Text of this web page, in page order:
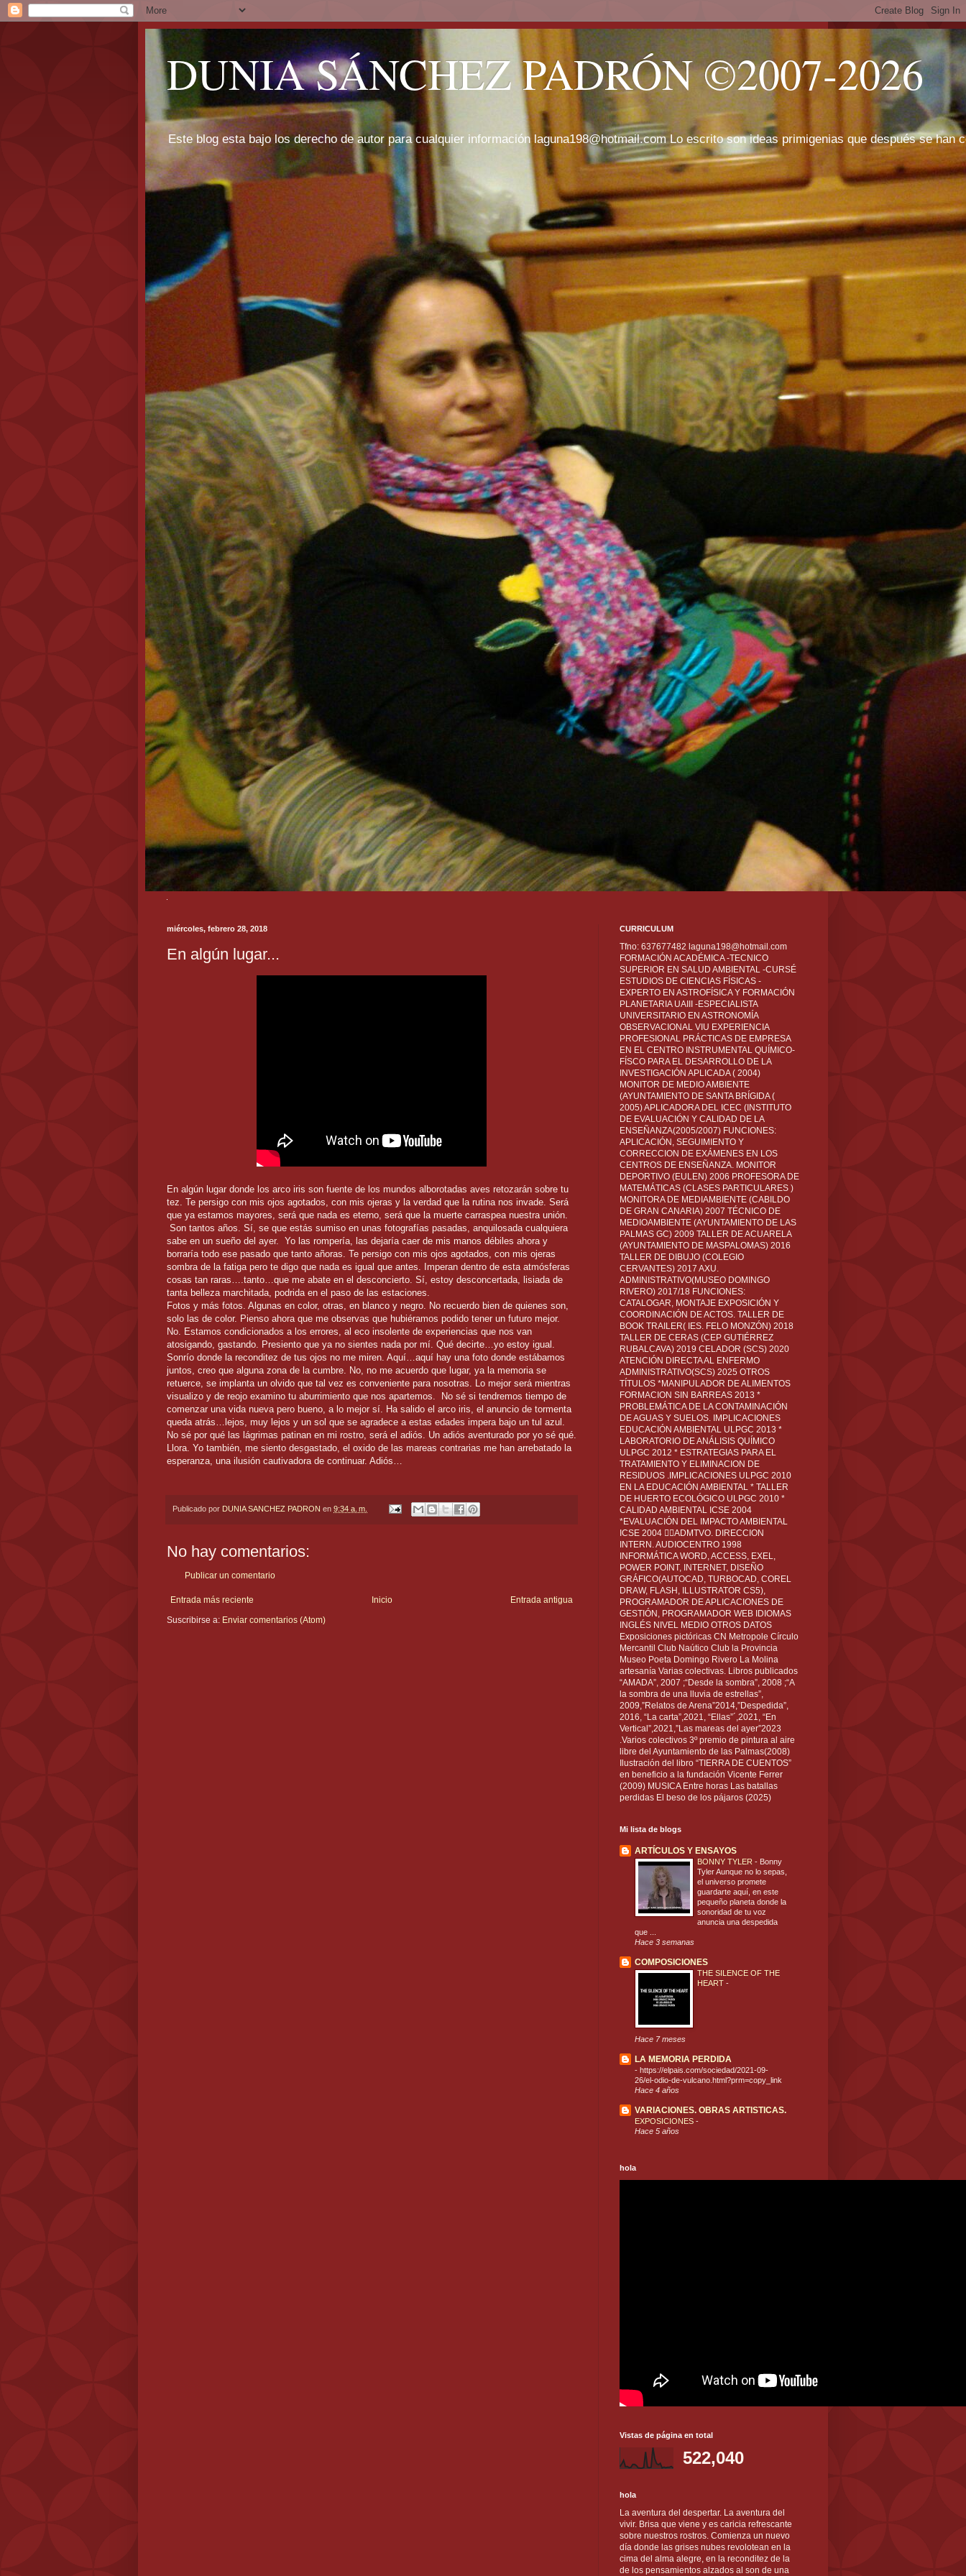
DUNIA SÁNCHEZ PADRÓN ©2007-2026
Este blog esta bajo los derecho de autor para cualquier información laguna198@hotmail.com Lo escrito son ideas primigenias que después se han
miércoles, febrero 28, 2018
En algún lugar...
En algún lugar donde los arco iris son fuente de los mundos alborotadas aves retozarán sobre tu
tez. Te persigo con mis ojos agotados, con mis ojeras y la verdad que la rutina nos invade. Será
que ya estamos mayores, será que nada es eterno, será que la muerte carraspea nuestra unión.
Son tantos años. Sí, se que estás sumiso en unas fotografías pasadas, anquilosada cualquiera
sabe en un sueño del ayer.
Yo las rompería, las dejaría caer de mis manos débiles ahora y
borraría todo ese pasado que tanto añoras. Te persigo con mis ojos agotados, con mis ojeras
sombra de la fatiga pero te digo que nada es igual que antes. Imperan dentro de esta atmósferas
cosas tan raras….tanto…que me abate en el desconcierto. Sí, estoy desconcertada, lisiada de
tanta belleza marchitada, podrida en el paso de las estaciones.
Fotos y más fotos. Algunas en color, otras, en blanco y negro. No recuerdo bien de quienes son,
solo las de color. Pienso ahora que me observas que hubiéramos podido tener un futuro mejor.
No. Estamos condicionados a los errores, al eco insolente de experiencias que nos van
atosigando, gastando. Presiento que ya no sientes nada por mí. Qué decirte…yo estoy igual.
Sonrío donde la reconditez de tus ojos no me miren. Aquí…aquí hay una foto donde estábamos
juntos, creo que alguna zona de la cumbre. No, no me acuerdo que lugar, ya la memoria se
retuerce, se implanta un olvido que tal vez es conveniente para nosotras. Lo mejor será mientras
visualizo y de reojo examino tu aburrimiento que nos apartemos.
No sé si tendremos tiempo de
comenzar una vida nueva pero bueno, a lo mejor sí. Ha salido el arco iris, el anuncio de tormenta
queda atrás…lejos, muy lejos y un sol que se agradece a estas edades impera bajo un tul azul.
No sé por qué las lágrimas patinan en mi rostro, será el adiós. Un adiós aventurado por yo sé qué.
Llora. Yo también, me siento desgastado, el oxido de las mareas contrarias me han arrebatado la
esperanza, una ilusión cautivadora de continuar. Adiós…
Publicado por DUNIA SANCHEZ PADRON en 9:34 a. m.
No hay comentarios:
Publicar un comentario
Entrada más reciente Entrada antigua
Inicio
Suscribirse a: Enviar comentarios (Atom)
CURRICULUM
Tfno: 637677482 laguna198@hotmail.com
FORMACIÓN ACADÉMICA -TECNICO
SUPERIOR EN SALUD AMBIENTAL -CURSÉ
ESTUDIOS DE CIENCIAS FÍSICAS -
EXPERTO EN ASTROFÍSICA Y FORMACIÓN
PLANETARIA UAIII -ESPECIALISTA
UNIVERSITARIO EN ASTRONOMÍA
OBSERVACIONAL VIU EXPERIENCIA
PROFESIONAL PRÁCTICAS DE EMPRESA
EN EL CENTRO INSTRUMENTAL QUÍMICO-
FÍSCO PARA EL DESARROLLO DE LA
INVESTIGACIÓN APLICADA ( 2004)
MONITOR DE MEDIO AMBIENTE
(AYUNTAMIENTO DE SANTA BRÍGIDA (
2005) APLICADORA DEL ICEC (INSTITUTO
DE EVALUACIÓN Y CALIDAD DE LA
ENSEÑANZA(2005/2007) FUNCIONES:
APLICACIÓN, SEGUIMIENTO Y
CORRECCION DE EXÁMENES EN LOS
CENTROS DE ENSEÑANZA. MONITOR
DEPORTIVO (EULEN) 2006 PROFESORA DE
MATEMÁTICAS (CLASES PARTICULARES )
MONITORA DE MEDIAMBIENTE (CABILDO
DE GRAN CANARIA) 2007 TÉCNICO DE
MEDIOAMBIENTE (AYUNTAMIENTO DE LAS
PALMAS GC) 2009 TALLER DE ACUARELA
(AYUNTAMIENTO DE MASPALOMAS) 2016
TALLER DE DIBUJO (COLEGIO
CERVANTES) 2017 AXU.
ADMINISTRATIVO(MUSEO DOMINGO
RIVERO) 2017/18 FUNCIONES:
CATALOGAR, MONTAJE EXPOSICIÓN Y
COORDINACIÓN DE ACTOS. TALLER DE
BOOK TRAILER( IES. FELO MONZÓN) 2018
TALLER DE CERAS (CEP GUTIÉRREZ
RUBALCAVA) 2019 CELADOR (SCS) 2020
ATENCIÓN DIRECTA AL ENFERMO
ADMINISTRATIVO(SCS) 2025 OTROS
TÍTULOS *MANIPULADOR DE ALIMENTOS
FORMACION SIN BARREAS 2013 *
PROBLEMÁTICA DE LA CONTAMINACIÓN
DE AGUAS Y SUELOS. IMPLICACIONES
EDUCACIÓN AMBIENTAL ULPGC 2013 *
LABORATORIO DE ANÁLISIS QUÍMICO
ULPGC 2012 * ESTRATEGIAS PARA EL
TRATAMIENTO Y ELIMINACION DE
RESIDUOS .IMPLICACIONES ULPGC 2010
EN LA EDUCACIÓN AMBIENTAL * TALLER
DE HUERTO ECOLÓGICO ULPGC 2010 *
CALIDAD AMBIENTAL ICSE 2004
*EVALUACIÓN DEL IMPACTO AMBIENTAL
ICSE 2004 ADMTVO. DIRECCION
INTERN. AUDIOCENTRO 1998
INFORMÁTICA WORD, ACCESS, EXEL,
POWER POINT, INTERNET, DISEÑO
GRÁFICO(AUTOCAD, TURBOCAD, COREL
DRAW, FLASH, ILLUSTRATOR CS5),
PROGRAMADOR DE APLICACIONES DE
GESTIÓN, PROGRAMADOR WEB IDIOMAS
INGLÉS NIVEL MEDIO OTROS DATOS
Exposiciones pictóricas CN Metropole Círculo
Mercantil Club Naútico Club la Provincia
Museo Poeta Domingo Rivero La Molina
artesanía Varias colectivas. Libros publicados
“AMADA”, 2007 ;“Desde la sombra”, 2008 ;“A
la sombra de una lluvia de estrellas”,
2009,”Relatos de Arena”2014,”Despedida”,
2016, “La carta”,2021, “Ellas”´,2021, “En
Vertical”,2021,”Las mareas del ayer”2023
.Varios colectivos 3º premio de pintura al aire
libre del Ayuntamiento de las Palmas(2008)
Ilustración del libro “TIERRA DE CUENTOS”
en beneficio a la fundación Vicente Ferrer
(2009) MUSICA Entre horas Las batallas
perdidas El beso de los pájaros (2025)
Mi lista de blogs
ARTÍCULOS Y ENSAYOS
BONNY TYLER - Bonny
Tyler Aunque no lo sepas,
el universo promete
guardarte aquí, en este
pequeño planeta donde la
sonoridad de tu voz
anuncia una despedida
que ...
Hace 3 semanas
COMPOSICIONES
THE SILENCE OF THE
HEART -
Hace 7 meses
LA MEMORIA PERDIDA
- https://elpais.com/sociedad/2021-09-
26/el-odio-de-vulcano.html?prm=copy_link
Hace 4 años
VARIACIONES. OBRAS ARTISTICAS.
EXPOSICIONES -
Hace 5 años
hola
Vistas de página en total
522,040
hola
La aventura del despertar. La aventura del
vivir. Brisa que viene y es caricia refrescante
sobre nuestros rostros. Comienza un nuevo
día donde las grises nubes revolotean en la
cima del alma alegre, en la reconditez de la
de los pensamientos alzados al son de una